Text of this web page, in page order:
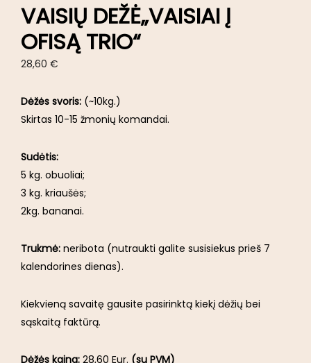
VAISIŲ DEŽĖ„VAISIAI Į
OFISĄ TRIO“
28,60 €
Dėžės svoris: (~10kg.)
Skirtas 10-15 žmonių komandai.
Sudėtis:
5 kg. obuoliai;
3 kg. kriaušės;
2kg. bananai.
Trukmė: neribota (nutraukti galite susisiekus prieš 7
kalendorines dienas).
Kiekvieną savaitę gausite pasirinktą kiekį dėžių bei
sąskaitą faktūrą.
Dėžės kaina: 28,60 Eur. (su PVM)